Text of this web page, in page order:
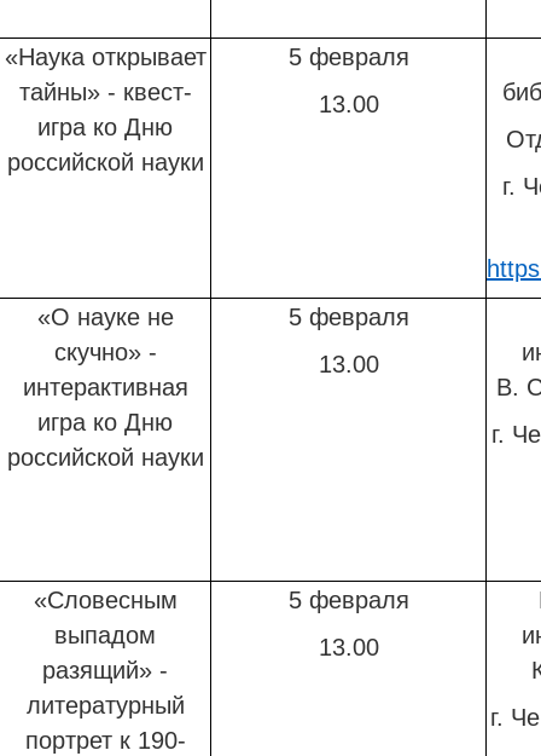
«Наука открывает
тайны» - квест-
игра ко Дню
российской науки
5 февраля
13.00
г.
«О науке не
скучно» -
интерактивная
игра ко Дню
российской науки
5 февраля
13.00
В.
г.
«Словесным
выпадом
разящий» -
литературный
портрет к 190-
5 февраля
13.00
г.